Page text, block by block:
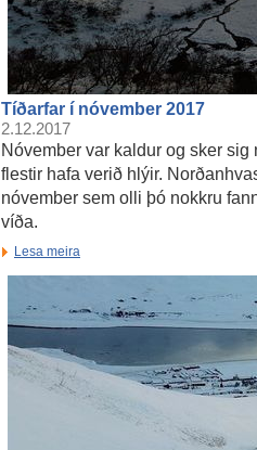
Tíðarfar í nóvember 2017
2.12.2017
Nóvember var kaldur og sker
flestir hafa verið hlýir.
nóvember sem olli þó nokkru
víða.
Lesa meira